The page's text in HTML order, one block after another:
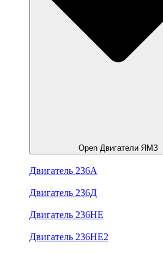
Open Двигатели ЯМЗ
Двигатель 236А
Двигатель 236Д
Двигатель 236НЕ
Двигатель 236НЕ2